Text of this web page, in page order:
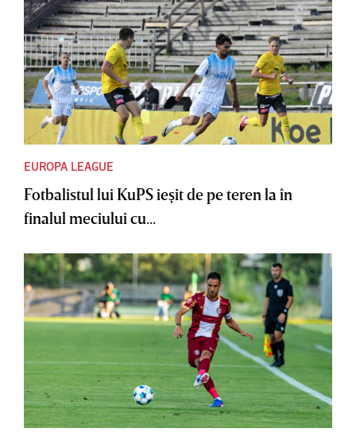
EUROPA LEAGUE
Fotbalistul lui KuPS ieşit de pe teren la în
finalul meciului cu...